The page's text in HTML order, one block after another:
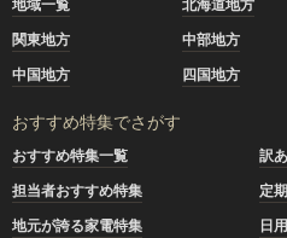
地域一覧 北海道地方
関東地方
中部地方
中国地方
四国地方
おすすめ特集でさがす
おすすめ特集一覧
訳
担当者おすすめ特集
定
地元が誇る家電特集
日